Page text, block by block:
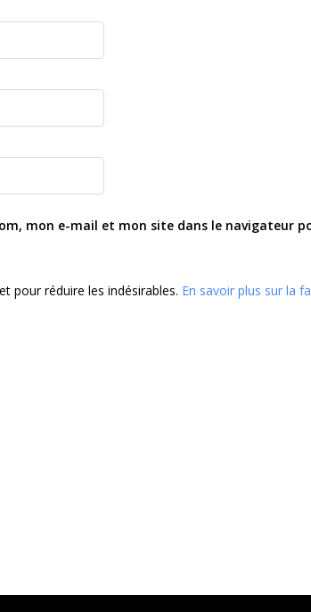
mon e-mail et mon site dans le navigateur
pour réduire les indésirables. En savoir plus sur la